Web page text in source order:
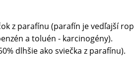
z parafínu (parafín je vedľajší
a toluén - karcinogény).
dlhšie ako sviečka z parafínu).